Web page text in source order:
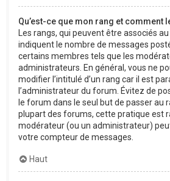
Qu’est-ce que mon rang et comment
Les rangs, qui peuvent être associés
indiquent le nombre de messages
certains membres tels que les
administrateurs. En général, vous ne
modifier l’intitulé d’un rang car il est
l’administrateur du forum. Évitez de
le forum dans le seul but de passer au
plupart des forums, cette pratique est
modérateur (ou un administrateur)
votre compteur de messages.
Haut